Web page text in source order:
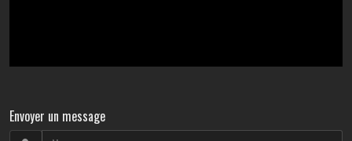
Envoyer un message